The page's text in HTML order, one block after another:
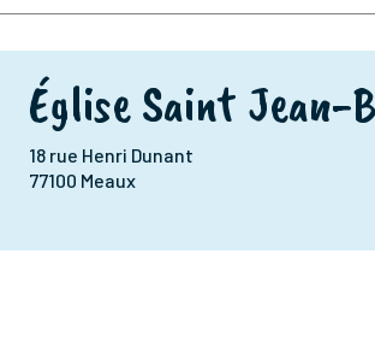
Église Saint Jean-
18 rue Henri Dunant
77100 Meaux